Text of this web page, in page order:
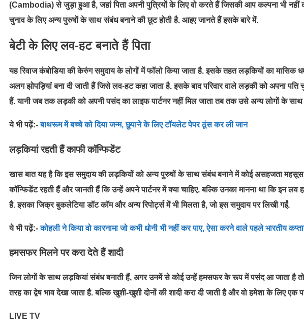
(Cambodia) से जुड़ा हुआ है, जहां पिता अपनी पुत्रियों के लिए वो करते हैं जिसकी आप कल्‍पना भी
चुनाव के लिए अन्य पुरुषों के साथ संबंध बनाने की छूट होती है. आइए जानते हैं इसके बारे में.
बेटी के लिए लव-हट बनाते हैं पिता
यह रिवाज कंबोडिया की केरुंग समुदाय के लोगों में फॉलो किया जाता है. इसके तहत लड़कियों का मासिक
अलग झोपड़ियां बना दी जाती हैं जिसे लव-हट कहा जाता है. इसके बाद परिवार वाले लड़की को अपना
हैं. यानी जब तक लड़की को अपनी पसंद का लाइफ पार्टनर नहीं मिल जाता तब तक उसे अन्य लोगों के
ये भी पढ़ें:-बाथरूम में बच्चे को दिया जन्म, छुपाने के लिए टॉयलेट पेपर ठूंस कर ली जान
लड़कियां रहती हैं काफी कॉन्फिडेंट
खास बात यह है कि इस समुदाय की लड़कियों को अन्य पुरुषों के साथ संबंध बनाने में कोई असहजता महसूस
कॉन्फिडेंट रहती हैं और जानती हैं कि उन्हें अपने पार्टनर में क्या चाहिए. बल्कि उनका मानना था कि इन
है. इसका जिक्र बुकलेटिया डॉट कॉम और अन्य रिपोर्ट्स में भी मिलता है, जो इस समुदाय पर लिखी गईं.
ये भी पढ़ें:-कोहली ने किया वो कारनामा जो कभी धोनी भी नहीं कर पाए, ऐसा करने वाले पहले भारतीय
हमसफर मिलने पर करा देते हैं शादी
जिन लोगों के साथ लड़कियां संबंध बनाती हैं, अगर उनमें से कोई उन्हें हमसफर के रूप में पसंद आ जाता है
तरह का द्वेष भाव देखा जाता है. बल्कि खुशी-खुशी दोनों की शादी करा दी जाती है और वो हमेशा के लिए एक
LIVE TV